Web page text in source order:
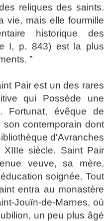
reliques des saints.
vie, mais elle fourmille
historique des
I, p. 843) est la plus
”
Pair est un des rares
qui Possède une
Fortunat, évêque de
contemporain dont
d'Avranches
siècle. Saint Pair
veuve, sa mère,
soignée. Tout
entra au monastère
Jouïn-de-Marnes, où
un peu plus âgé